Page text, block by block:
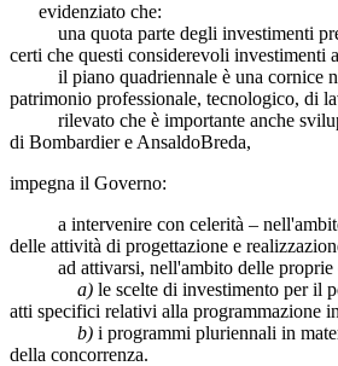
evidenziato che:
una quota parte degli investimenti
certi che questi considerevoli investimenti
il piano quadriennale è una cornice
patrimonio professionale, tecnologico, di
rilevato che è importante anche
di Bombardier e AnsaldoBreda,
impegna il Governo:
a intervenire con celerità – nell'ambito
delle attività di progettazione e
ad attivarsi, nell'ambito delle proprie
a) le scelte di investimento per il
atti specifici relativi alla programmazione
b) i programmi pluriennali in
della concorrenza.